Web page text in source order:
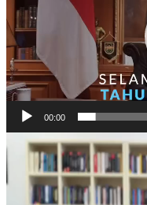
00:00
Pemutar
Video